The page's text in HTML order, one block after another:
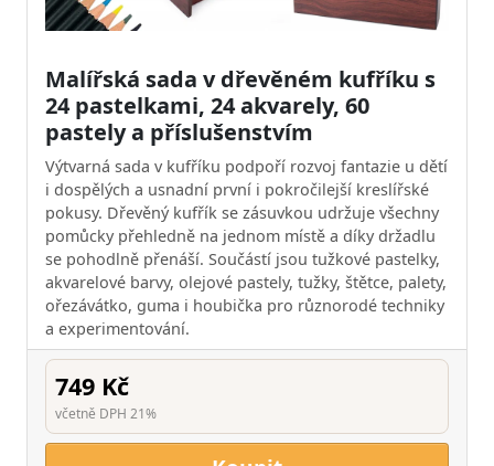
Malířská sada v dřevěném kufříku s
24 pastelkami, 24 akvarely, 60
pastely a příslušenstvím
Výtvarná sada v kufříku podpoří rozvoj fantazie u dětí
i dospělých a usnadní první i pokročilejší kreslířské
pokusy. Dřevěný kufřík se zásuvkou udržuje všechny
pomůcky přehledně na jednom místě a díky držadlu
se pohodlně přenáší. Součástí jsou tužkové pastelky,
akvarelové barvy, olejové pastely, tužky, štětce, palety,
ořezávátko, guma i houbička pro různorodé techniky
a experimentování.
749 Kč
včetně DPH 21%